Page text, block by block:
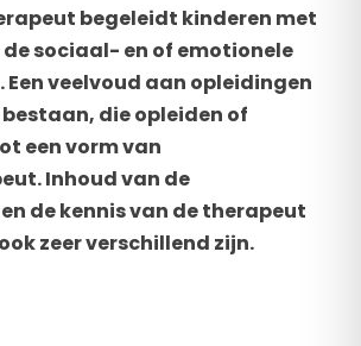
begeleidt kinderen met
sociaal- en of emotionele
veelvoud aan opleidingen
bestaan, die opleiden of
een vorm van
Inhoud van de
de kennis van de therapeut
zeer verschillend zijn.